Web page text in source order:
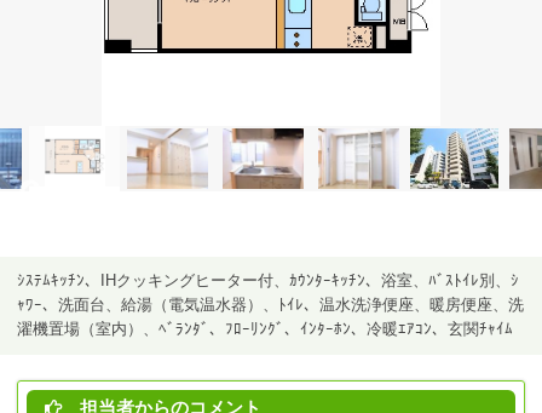
ｼｽﾃﾑｷｯﾁﾝ、IHクッキングヒーター付、ｶｳﾝﾀｰｷｯﾁﾝ、浴室、ﾊﾞｽﾄｲﾚ別、ｼ
ｬﾜｰ、洗面台、給湯（電気温水器）、ﾄｲﾚ、温水洗浄便座、暖房便座、洗
濯機置場（室内）、ﾍﾞﾗﾝﾀﾞ、ﾌﾛｰﾘﾝｸﾞ、ｲﾝﾀｰﾎﾝ、冷暖ｴｱｺﾝ、玄関ﾁｬｲﾑ
担当者からのコメント